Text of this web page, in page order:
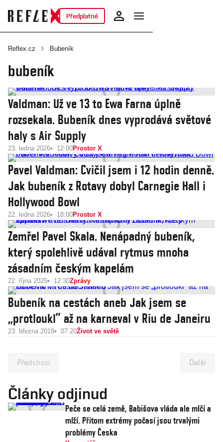
Předplatné
Reflex.cz Bubeník
bubeník
Valdman: Už ve 13 to Ewa Farna úplně
rozsekala. Bubeník dnes vyprodává světové
haly s Air Supply
23. ledna 2026 12:00Prostor X
Pavel Valdman: Cvičil jsem i 12 hodin denně.
Jak bubeník z Rotavy dobyl Carnegie Hall i
Hollywood Bowl
22. ledna 2026 18:00Prostor X
Zemřel Pavel Skala. Nenápadný bubeník,
který spolehlivě udával rytmus mnoha
zásadním českým kapelám
22. října 2025 12:30Zprávy
Bubeník na cestách aneb Jak jsem se
„protloukl” až na karneval v Riu de Janeiru
23. března 2018 07:20Život ve světě
Předchozí Další
Články odjinud
Peče se celá země, Babišova vláda ale mlčí a
mlží. Přitom extrémy počasí jsou trvalými
problémy Česka